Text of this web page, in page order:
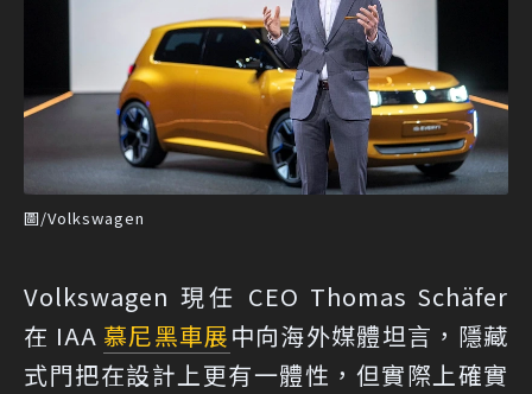
圖/Volkswagen
Volkswagen 現任 CEO Thomas Schäfer
在 IAA 慕尼黑車展中向海外媒體坦言，隱藏
式門把在設計上更有一體性，但實際上確實